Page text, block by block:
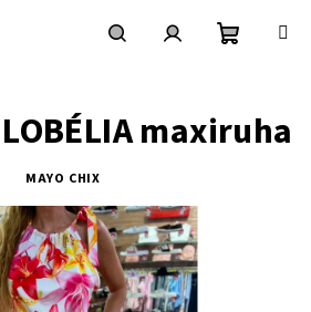
maxiruha
MAYO CHIX